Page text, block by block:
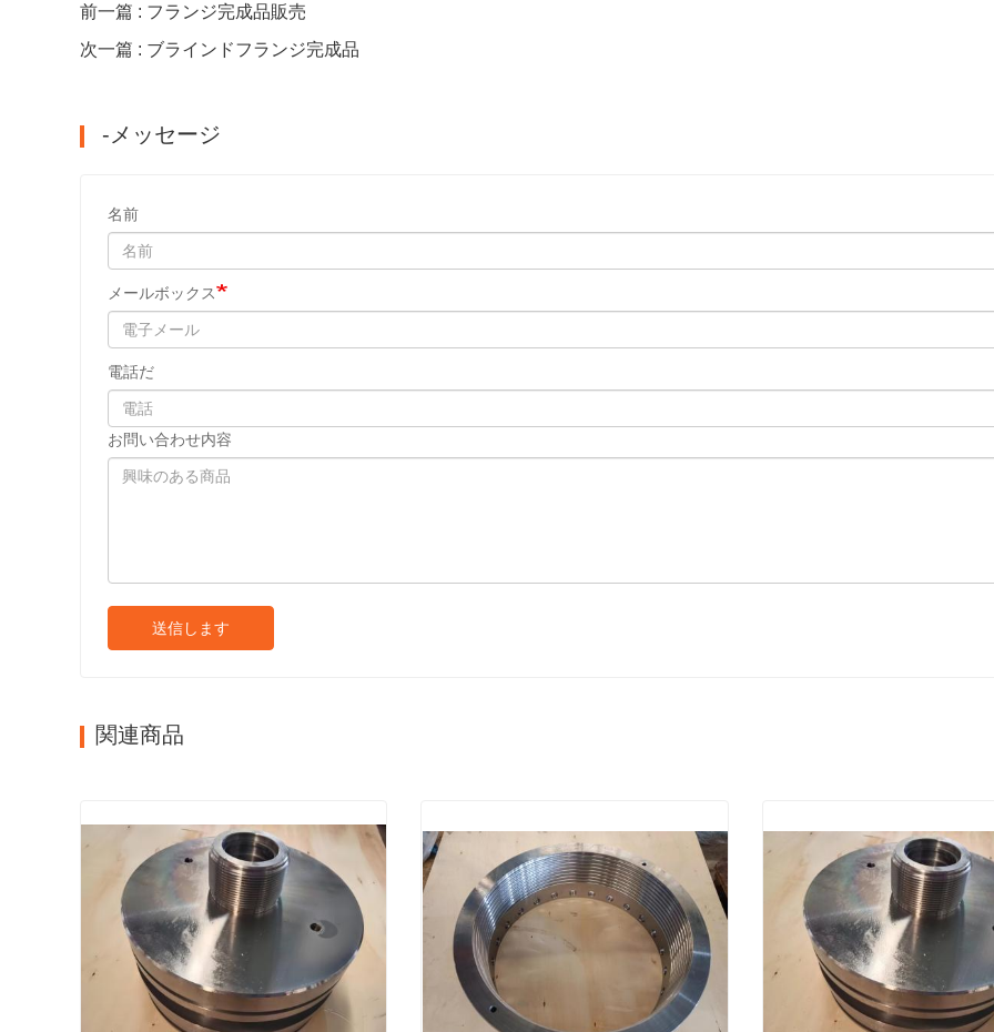
前一篇 : フランジ完成品販売
次一篇 : ブラインドフランジ完成品
-メッセージ
名前
メールボックス
電話だ
お問い合わせ内容
送信します
関連商品